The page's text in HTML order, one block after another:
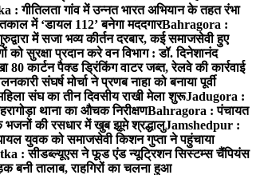
: गीतिलता गांव में उन्नत भारत अभियान के तहत रंभा
में ‘डायल 112’ बनेगा मददगारBahragora :
में सजा भव्य कीर्तन दरबार, कई समाजसेवी हुए
सुरक्षा प्रदान करे वन विभाग : डॉ. दिनेशानंद
कार्टन पैक्ड ड्रिंकिंग वाटर जब्त, रेलवे की कार्रवाई
संघर्ष मोर्चा ने प्रणब नाहा को बनाया पूर्वी
संघ का तीन दिवसीय राखी मेला शुरूJadugora :
थाना का औचक निरीक्षणBahragora : पंचायत
भजनों की रसधार में खुब झूमे श्रद्धालुJamshedpur :
युवक को समाजसेवी किशन गुप्ता ने पहुंचाया
: सीडब्ल्यूएस ने फूड एंड न्यूट्रिशन सिस्टम्स चैंपियंस
तालाब, राहगिरों का चलना हुआ